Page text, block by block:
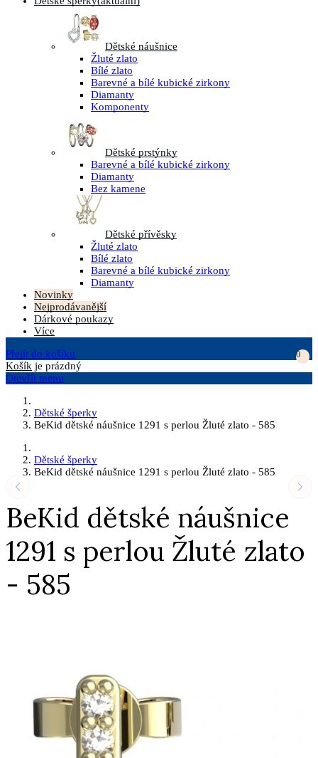
Dětské náušnice
Žluté zlato
Bílé zlato
Barevné a bílé kubické zirkony
Diamanty
Komponenty
Dětské prstýnky
Barevné a bílé kubické zirkony
Diamanty
Bez kamene
Dětské přívěsky
Žluté zlato
Bílé zlato
Barevné a bílé kubické zirkony
Diamanty
Novinky
Nejprodávanější
Dárkové poukazy
Více
Přejít do košíku
0
Košík je prázdný
Otevřít menu
Dětské šperky
BeKid dětské náušnice 1291 s perlou Žluté zlato - 585
Dětské šperky
BeKid dětské náušnice 1291 s perlou Žluté zlato - 585
BeKid dětské náušnice
1291 s perlou Žluté zlato
- 585